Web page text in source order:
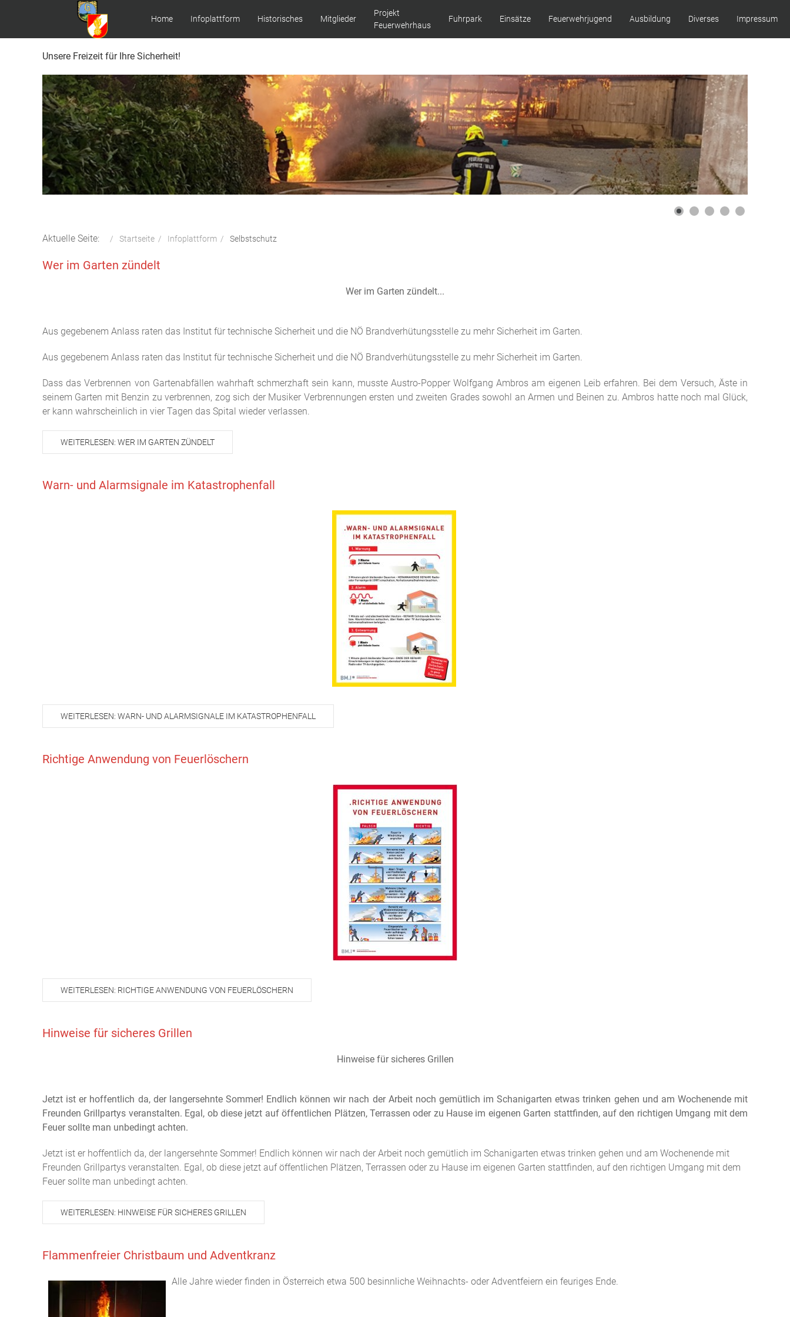
Home Infoplattform Historisches Mitglieder
Projekt
Feuerwehrhaus
Fuhrpark Einsätze Feuerwehrjugend Ausbildung Diverses Impressum
Unsere Freizeit für Ihre Sicherheit!
Aktuelle Seite: Startseite Infoplattform Selbstschutz
Wer im Garten zündelt
Wer im Garten zündelt...
Aus gegebenem Anlass raten das Institut für technische Sicherheit und die NÖ Brandverhütungsstelle zu mehr Sicherheit im Garten.
Aus gegebenem Anlass raten das Institut für technische Sicherheit und die NÖ Brandverhütungsstelle zu mehr Sicherheit im Garten.
Dass das Verbrennen von Gartenabfällen wahrhaft schmerzhaft sein kann, musste Austro-Popper Wolfgang Ambros am eigenen Leib erfahren. Bei dem Versuch, Äste in
seinem Garten mit Benzin zu verbrennen, zog sich der Musiker Verbrennungen ersten und zweiten Grades sowohl an Armen und Beinen zu. Ambros hatte noch mal Glück,
er kann wahrscheinlich in vier Tagen das Spital wieder verlassen.
WEITERLESEN: WER IM GARTEN ZÜNDELT
Warn- und Alarmsignale im Katastrophenfall
WEITERLESEN: WARN- UND ALARMSIGNALE IM KATASTROPHENFALL
Richtige Anwendung von Feuerlöschern
WEITERLESEN: RICHTIGE ANWENDUNG VON FEUERLÖSCHERN
Hinweise für sicheres Grillen
Hinweise für sicheres Grillen
Jetzt ist er hoffentlich da, der langersehnte Sommer! Endlich können wir nach der Arbeit noch gemütlich im Schanigarten etwas trinken gehen und am Wochenende mit
Freunden Grillpartys veranstalten. Egal, ob diese jetzt auf öffentlichen Plätzen, Terrassen oder zu Hause im eigenen Garten stattfinden, auf den richtigen Umgang mit dem
Feuer sollte man unbedingt achten.
Jetzt ist er hoffentlich da, der langersehnte Sommer! Endlich können wir nach der Arbeit noch gemütlich im Schanigarten etwas trinken gehen und am Wochenende mit
Freunden Grillpartys veranstalten. Egal, ob diese jetzt auf öffentlichen Plätzen, Terrassen oder zu Hause im eigenen Garten stattfinden, auf den richtigen Umgang mit dem
Feuer sollte man unbedingt achten.
WEITERLESEN: HINWEISE FÜR SICHERES GRILLEN
Flammenfreier Christbaum und Adventkranz
Alle Jahre wieder finden in Österreich etwa 500 besinnliche Weihnachts- oder Adventfeiern ein feuriges Ende.